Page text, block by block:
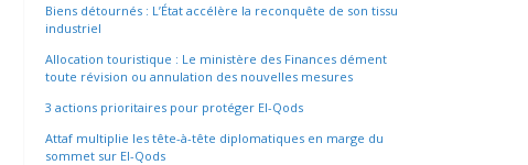
Biens détournés : L’État accélère la reconquête de son tissu
industriel
Allocation touristique : Le ministère des Finances dément
toute révision ou annulation des nouvelles mesures
3 actions prioritaires pour protéger El-Qods
Attaf multiplie les tête-à-tête diplomatiques en marge du
sommet sur El-Qods